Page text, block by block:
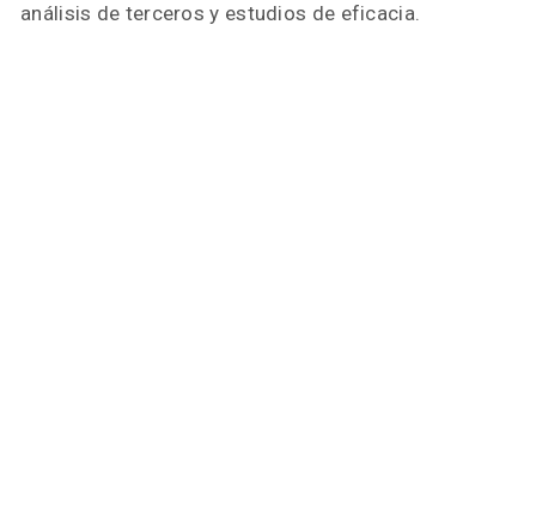
análisis de terceros y estudios de eficacia.